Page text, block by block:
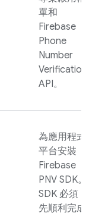
單和
Firebase
Phone
Number
Verification
API。
為應用程式
平台安裝
Firebase
PNV SDK。
SDK 必須
先順利完成